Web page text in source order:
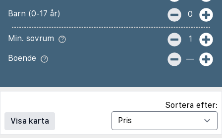
Barn (0-17 år) 0
Min. sovrum 1
Boende —
Visa karta
Sortera efter: